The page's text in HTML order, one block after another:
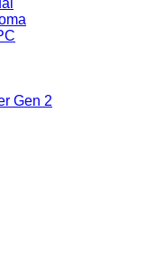
Gen 2